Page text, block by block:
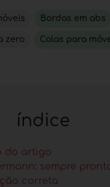
Bordas em abs
zero Colas para
índice
do artigo
sempre
correta